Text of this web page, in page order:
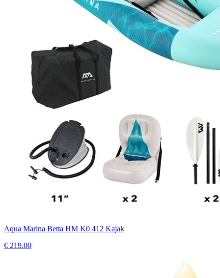
Aqua Marina Betta HM K0 412 Kajak
€ 219.00